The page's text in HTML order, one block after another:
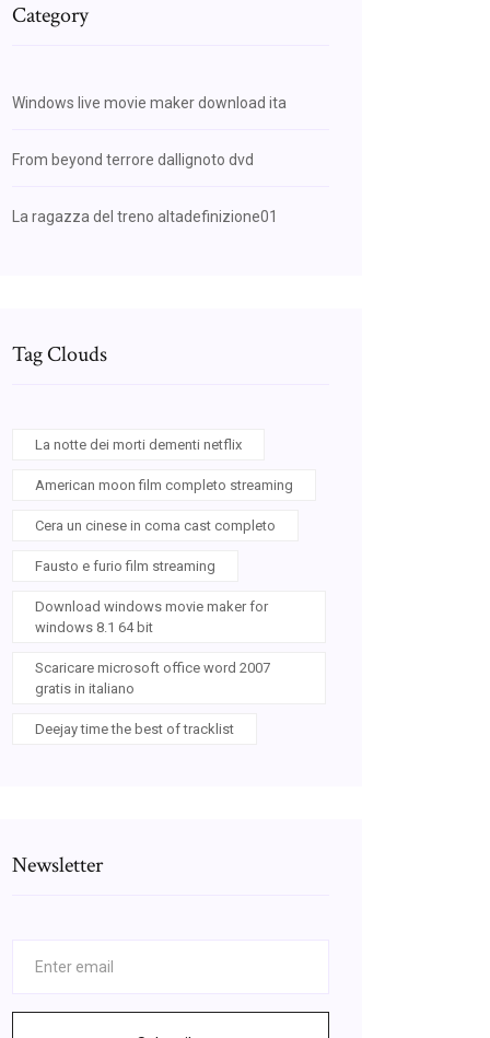
Category
Windows live movie maker download ita
From beyond terrore dallignoto dvd
La ragazza del treno altadefinizione01
Tag Clouds
La notte dei morti dementi netflix
American moon film completo streaming
Cera un cinese in coma cast completo
Fausto e furio film streaming
Download windows movie maker for
windows 8.1 64 bit
Scaricare microsoft office word 2007
gratis in italiano
Deejay time the best of tracklist
Newsletter